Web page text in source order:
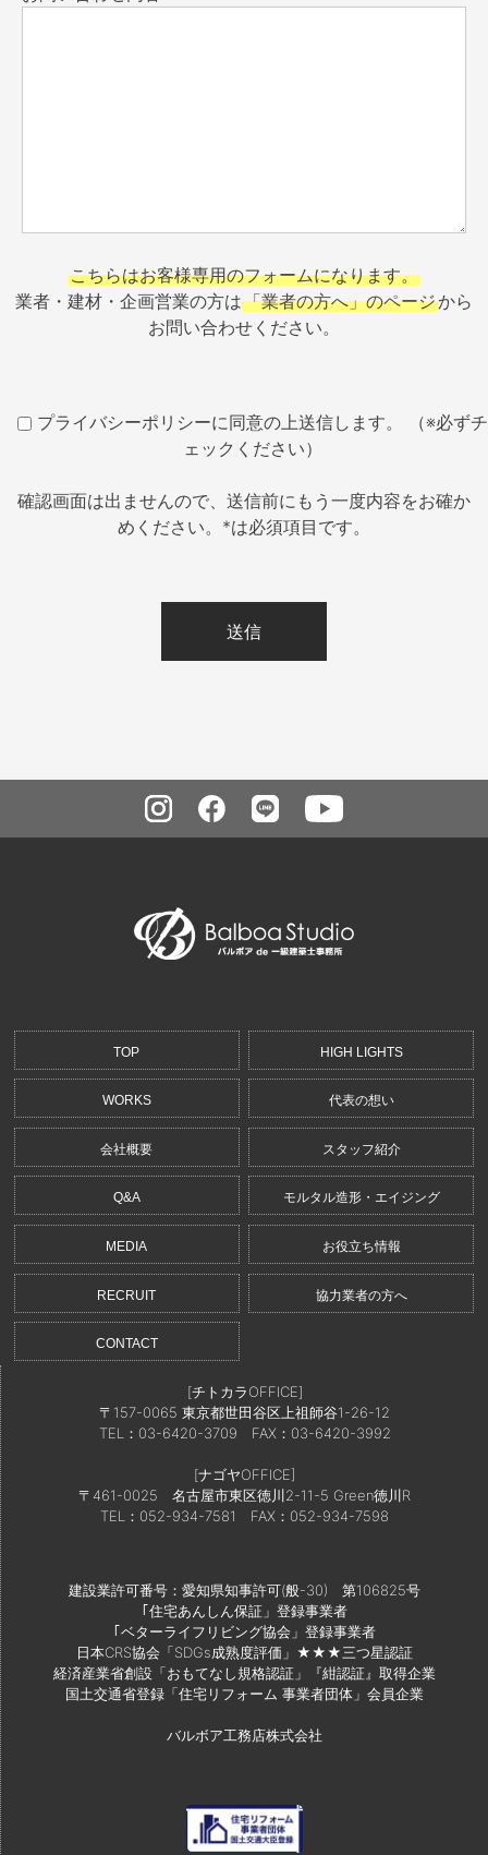
こちらはお客様専用のフォームになります。
業者・建材・企画営業の方は「業者の方へ」のページから
お問い合わせください。
プライバシーポリシーに同意の上送信します。 （※必ずチ
ェックください）
確認画面は出ませんので、送信前にもう一度内容をお確か
めください。*は必須項目です。
TOP HIGH LIGHTS
WORKS 代表の想い
会社概要 スタッフ紹介
Q&A モルタル造形・エイジング
MEDIA お役立ち情報
RECRUIT 協力業者の方へ
CONTACT
[チトカラOFFICE]
〒157-0065 東京都世田谷区上祖師谷1-26-12
TEL：03-6420-3709 FAX：03-6420-3992
[ナゴヤOFFICE]
〒461-0025 名古屋市東区徳川2-11-5 Green徳川R
TEL：052-934-7581
FAX：052-934-7598
建設業許可番号：愛知県知事許可(般-30) 第106825号
｢住宅あんしん保証」登録事業者
｢ベターライフリビング協会」登録事業者
日本CRS協会「SDGs成熟度評価」★★★三つ星認証
経済産業省創設「おもてなし規格認証」『紺認証』取得企業
国土交通省登録「住宅リフォーム 事業者団体」会員企業
バルボア工務店株式会社